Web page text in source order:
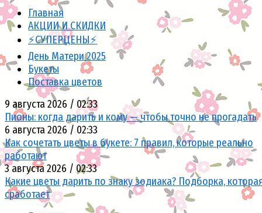
Главная
АКЦИИ И СКИДКИ
⚡СУПЕРЦЕНЫ⚡
День Матери 2025
Букеты
Поставка цветов
9 августа 2026 / 02:33
Пионы: когда дарить и кому — чтобы точно не прогадать
6 августа 2026 / 02:33
Как сочетать цветы в букете: 7 правил, которые реально
работают
3 августа 2026 / 02:33
Какие цветы дарить по знаку зодиака? Подборка,
сработает